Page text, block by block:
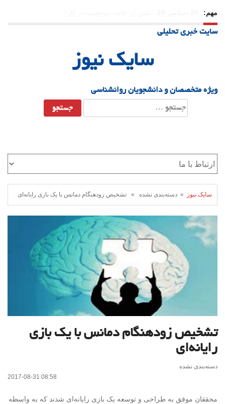
مهم:
21 دسامبر 25
سایت خبری تحلیلی
سایک نیوز
ویژه متخصصان و دانشجویان روانشناسی
جستجو
برای:
سایک نیوز » دسته‌بندی نشده » تشخیص زودهنگام دمانس با یک بازی رایانه‌ای
تشخیص زودهنگام دمانس با یک بازی
رایانه‌ای
دسته‌بندی نشده
2017-08-31 08:58
محققان موفق به طراحی و توسعه یک بازی رایانه‌ای شدند که به واسطه